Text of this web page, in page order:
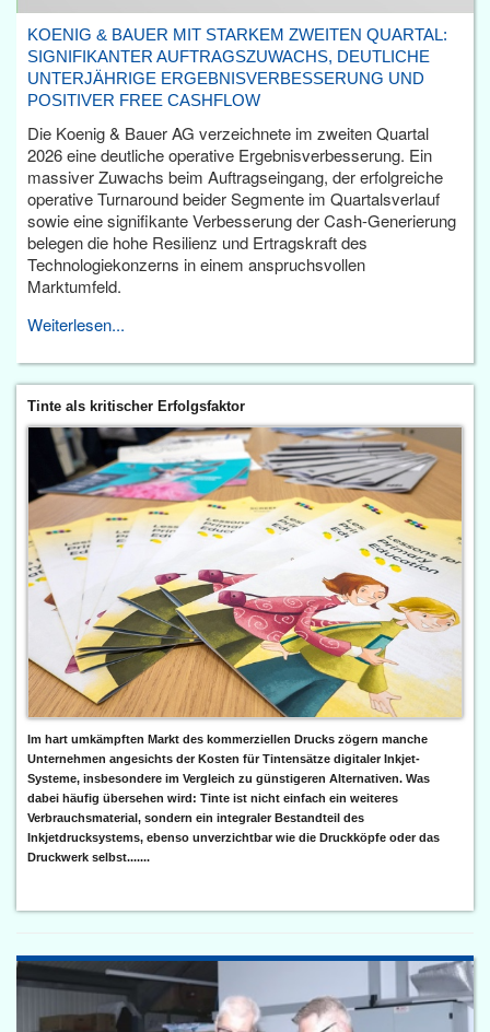
KOENIG & BAUER MIT STARKEM ZWEITEN QUARTAL:
SIGNIFIKANTER AUFTRAGSZUWACHS, DEUTLICHE
UNTERJÄHRIGE ERGEBNISVERBESSERUNG UND
POSITIVER FREE CASHFLOW
Die Koenig & Bauer AG verzeichnete im zweiten Quartal
2026 eine deutliche operative Ergebnisverbesserung. Ein
massiver Zuwachs beim Auftragseingang, der erfolgreiche
operative Turnaround beider Segmente im Quartalsverlauf
sowie eine signifikante Verbesserung der Cash-Generierung
belegen die hohe Resilienz und Ertragskraft des
Technologiekonzerns in einem anspruchsvollen
Marktumfeld.
Weiterlesen...
Tinte als kritischer Erfolgsfaktor
Im hart umkämpften Markt des kommerziellen Drucks zögern manche
Unternehmen angesichts der Kosten für Tintensätze digitaler Inkjet-
Systeme, insbesondere im Vergleich zu günstigeren Alternativen. Was
dabei häufig übersehen wird: Tinte ist nicht einfach ein weiteres
Verbrauchsmaterial, sondern ein integraler Bestandteil des
Inkjetdrucksystems, ebenso unverzichtbar wie die Druckköpfe oder das
Druckwerk selbst.......